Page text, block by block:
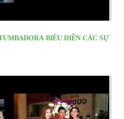
BIỂU DIỄN CÁC SỰ